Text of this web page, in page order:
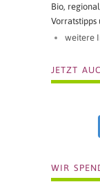
Bio,
Vorratstipps
weitere
JETZT
WIR